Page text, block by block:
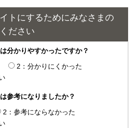
トにするためにみなさまの
ださい
分かりやすかったですか？
2：分かりにくかった
参考になりましたか？
2：参考にならなかった